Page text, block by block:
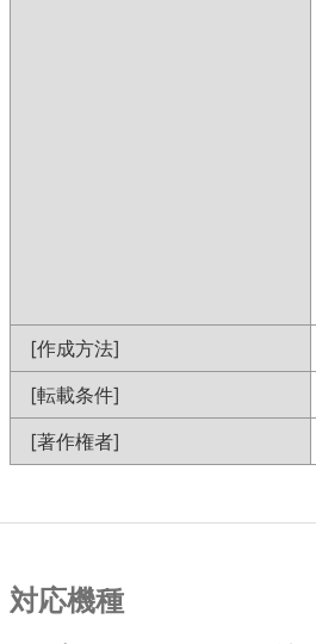
[作成方法]
[転載条件]
[著作権者]
対応機種